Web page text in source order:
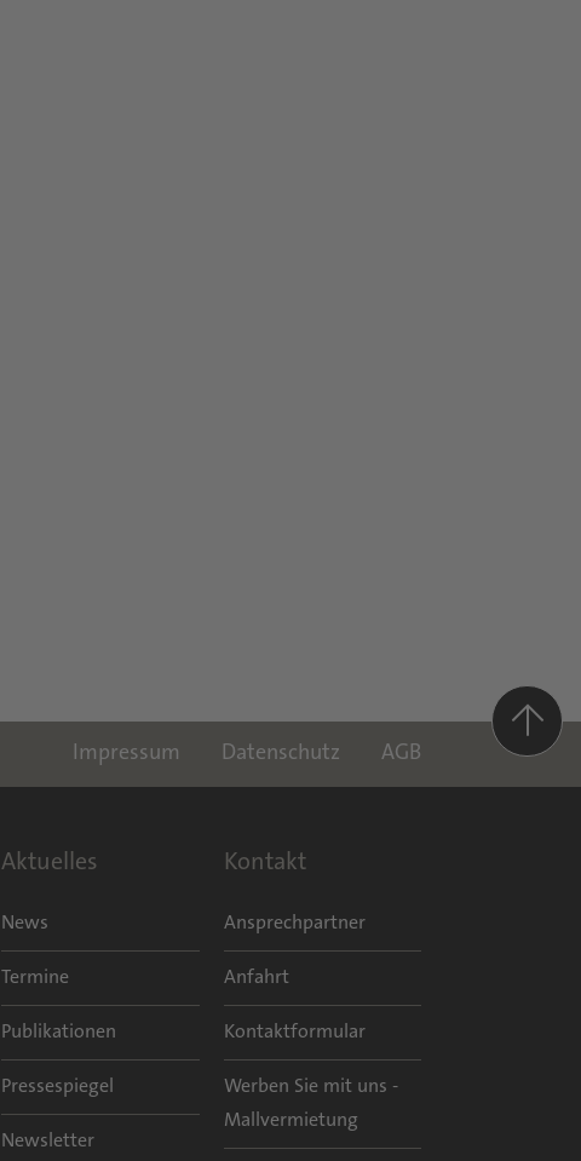
Impressum Datenschutz AGB
Aktuelles
News
Termine
Publikationen
Pressespiegel
Newsletter
Kontakt
Ansprechpartner
Anfahrt
Kontaktformular
Werben Sie mit uns -
Mallvermietung